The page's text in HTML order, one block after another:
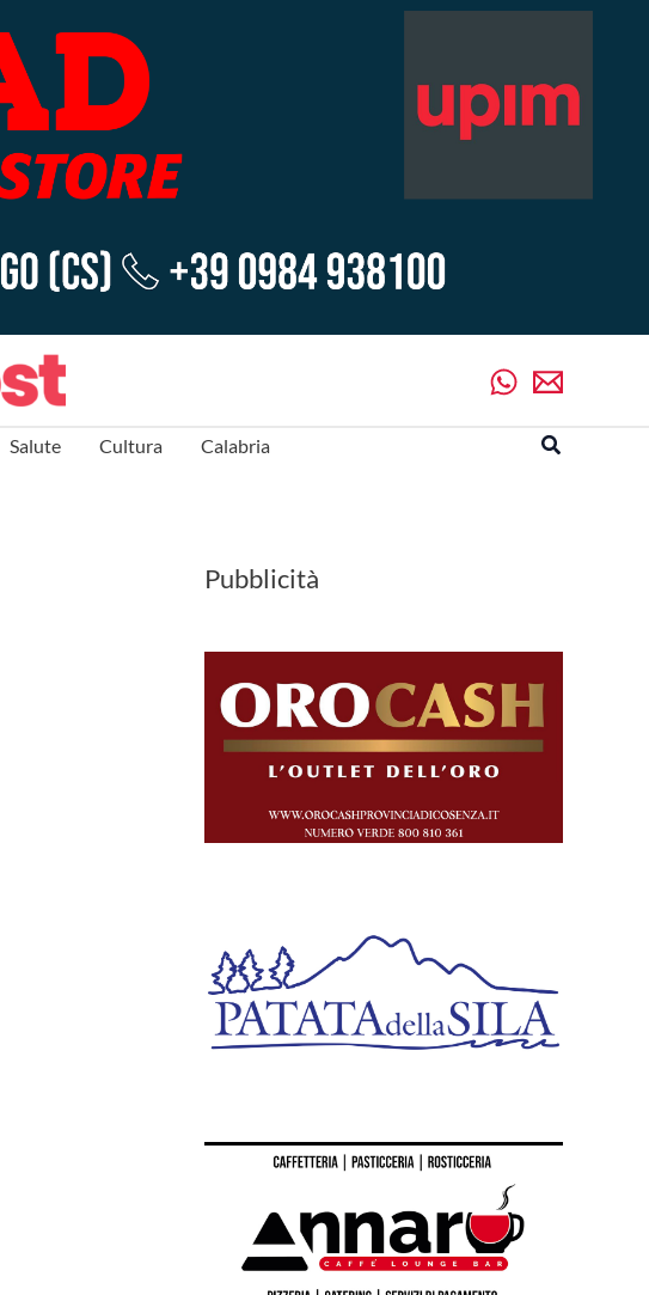
Salute Cultura Calabria Cerca
Pubblicità